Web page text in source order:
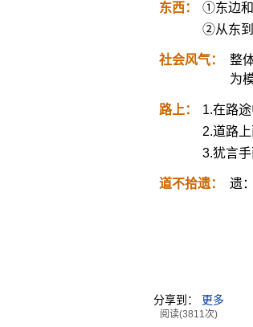
东西：
①东边和
②从东到
社会风气：
整
为
路上：
1.在路途
2.道路上
3.犹言手
道不拾遗： 遗
分享到： 更多
阅读(3811次)